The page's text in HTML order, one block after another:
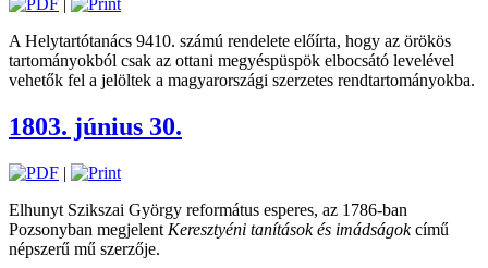
|
A Helytartótanács 9410. számú rendelete előírta, hogy az örökös
tartományokból csak az ottani megyéspüspök elbocsátó levelével
vehetők fel a jelöltek a magyarországi szerzetes rendtartományokba.
1803. június 30.
|
Elhunyt Szikszai György református esperes, az 1786-ban
Pozsonyban megjelent Keresztyéni tanítások és imádságokcímű
népszerű mű szerzője.